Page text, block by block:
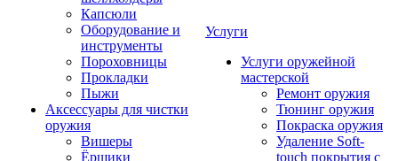
Капсюли
Оборудование и
инструменты
Пороховницы
Прокладки
Пыжи
Аксессуары для чистки
оружия
Вишеры
Ёршики
Услуги
Услуги оружейной
мастерской
Ремонт оружия
Тюнинг оружия
Покраска оружия
Удаление Soft-
touch покрытия с